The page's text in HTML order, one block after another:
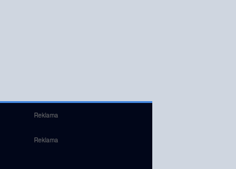
Reklama
Reklama